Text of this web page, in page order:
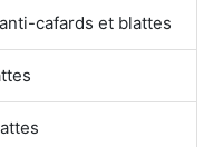
cafards et blattes